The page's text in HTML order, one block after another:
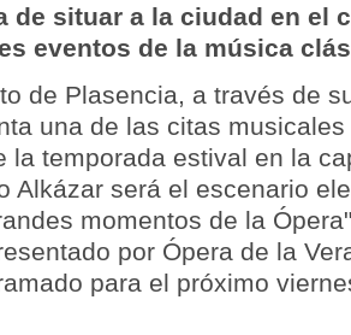
de situar a la ciudad en el
eventos de la música
de Plasencia, a través de
una de las citas
la temporada estival en la
Alkázar será el escenario
momentos de la
por Ópera de la
para el próximo